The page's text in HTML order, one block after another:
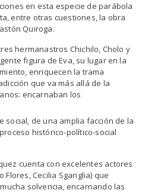
en esta especie de parábola
entre otras cuestiones, la obra
Quiroga.
hermanastros Chichilo, Cholo y
figura de Eva, su lugar en la
enriquecen la trama
que va más allá de la
encarnaban los
social, de una amplia facción de la
histórico-político-social
cuenta con excelentes actores
Flores, Cecilia Sgariglia) que
solvencia, encarnando las